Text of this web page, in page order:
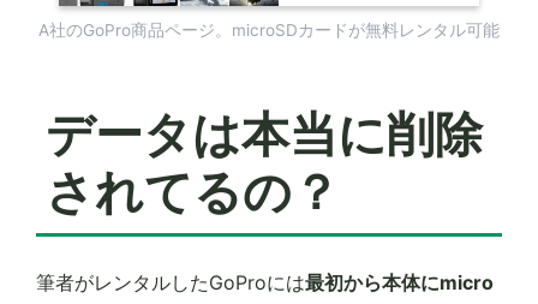
A社のGoPro商品ページ。microSDカードが無料レンタル可能
データは本当に削除
されてるの？
筆者がレンタルしたGoProには最初から本体にmicro